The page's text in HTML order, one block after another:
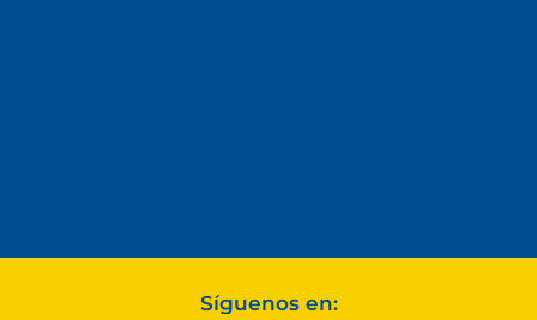
Síguenos en: